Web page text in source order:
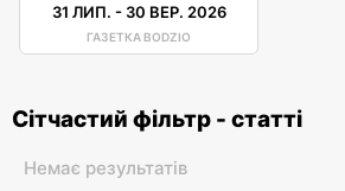
31 ЛИП. - 30 ВЕР. 2026
ГАЗЕТКА BODZIO
Сітчастий фільтр - статті
Немає результатів